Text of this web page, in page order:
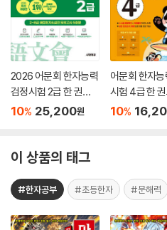
2026 어문회 한자능력
검정시험 2급 한 권으
로 끝내기
10% 25,200원
어문회 한자
시험 4급 한
내기
10%
이 상품의 태그
#한자공부 #초등한자 #문해력